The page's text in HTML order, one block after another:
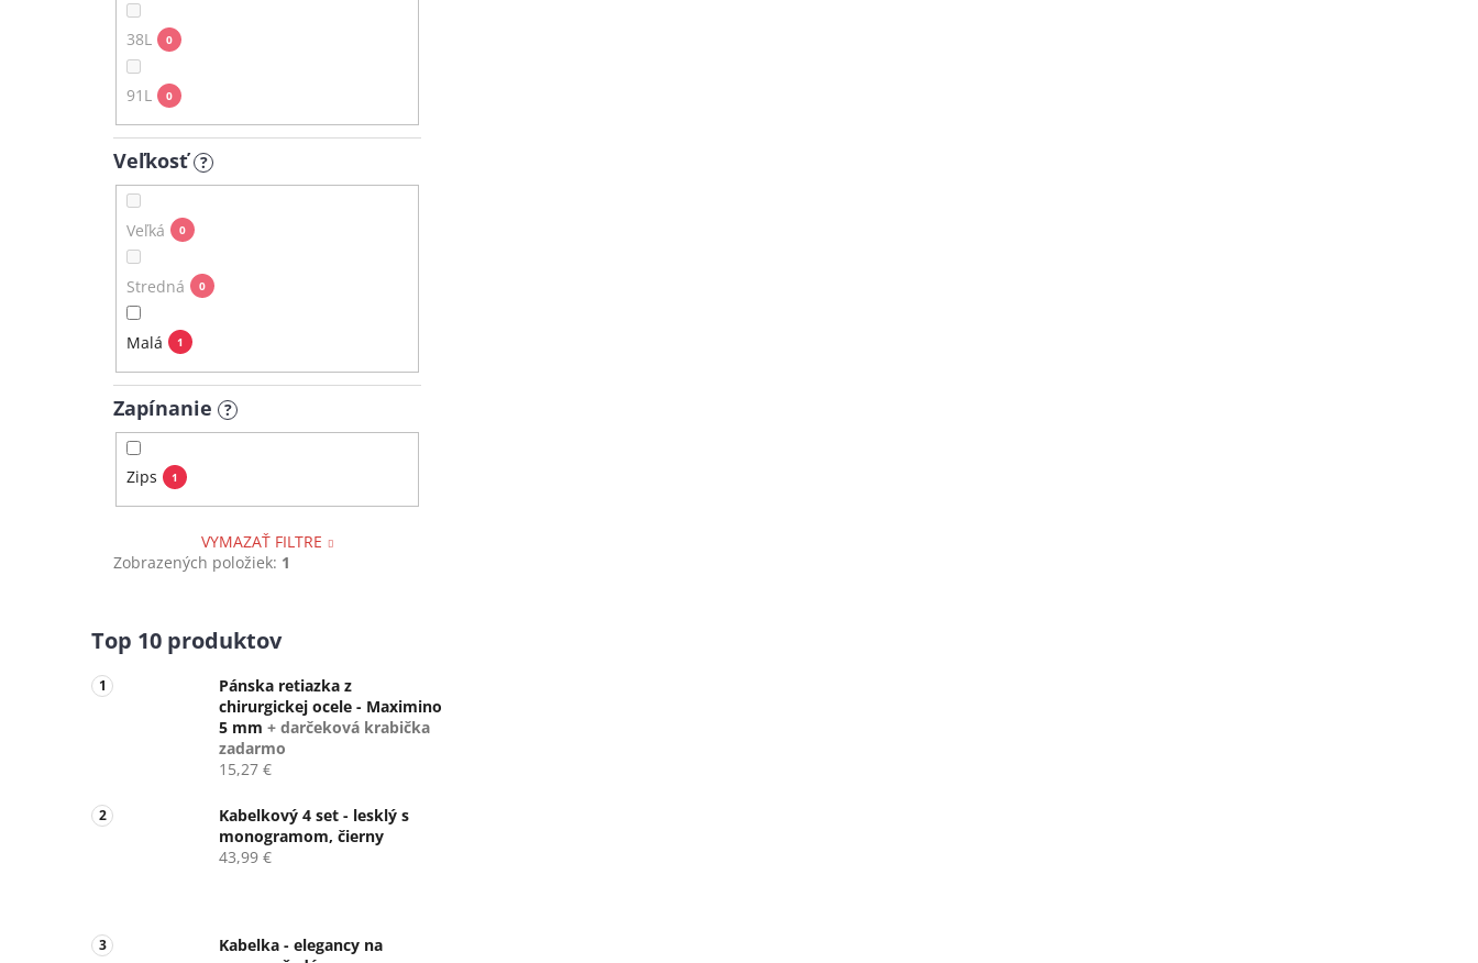
38L 0
91L 0
Veľkosť ?
Veľká 0
Stredná 0
Malá 1
Zapínanie ?
Zips 1
VYMAZAŤ FILTRE
Zobrazených položiek: 1
Top 10 produktov
Pánska retiazka z
chirurgickej ocele - Maximino
5 mm + darčeková krabička
zadarmo
15,27 €
Kabelkový 4 set - lesklý s
monogramom, čierny
43,99 €
Kabelka - elegancy na